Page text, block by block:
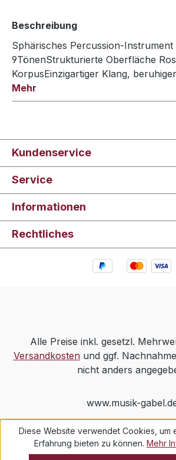
Beschreibung
Sphärisches Percussion-Instrument
9TönenStrukturierte Oberfläche
KorpusEinzigartiger Klang,
Mehr
Kundenservice
Service
Informationen
Rechtliches
Alle Preise inkl. gesetzl.
Versandkostenund ggf.
nicht anders
www.musik-
Diese Website verwendet Cookies, um
Erfahrung bieten zu können. Mehr